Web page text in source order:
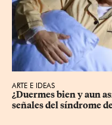
ARTE E IDEAS
¿Duermes bien y aun
señales del síndrome